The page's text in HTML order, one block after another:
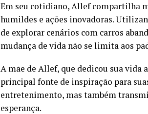
Em seu cotidiano, Allef compartilha
humildes e ações inovadoras.
de explorar cenários com carros
mudança de vida não se limita aos
A mãe de Allef, que dedicou sua vida
principal fonte de inspiração para
entretenimento, mas também
esperança.